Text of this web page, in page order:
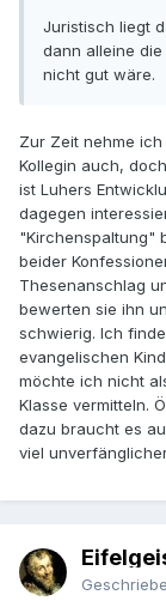
Juristisch liegt
dann alleine
nicht gut wäre.
Zur Zeit nehme
Kollegin auch,
ist Luhers
dagegen
"Kirchenspaltung"
beider
Thesenanschlag
bewerten sie ihn
schwierig. Ich
evangelischen
möchte ich nicht
Klasse vermitteln.
dazu braucht es
viel